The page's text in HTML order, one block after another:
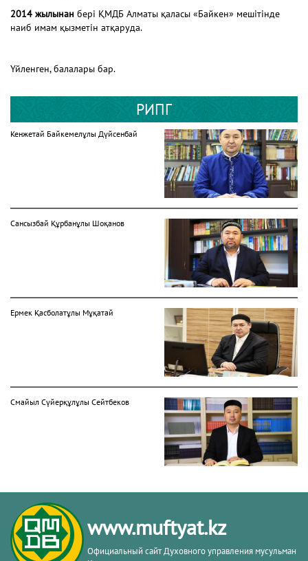
2014 жылынан бері ҚМДБ Алматы қаласы «Байкен» мешітінде
наиб имам қызметін атқаруда.
Үйленген, балалары бар.
РИПГ
Кенжетай Байкемелұлы Дүйсенбай
Сансызбай Құрбанұлы Шоқанов
Ермек Қасболатұлы Мұқатай
Смайыл Сүйерқұлұлы Сейтбеков
Батыржан Берденұлы Мансұров
www.muftyat.kz
Официальный сайт Духовного управления мусульман